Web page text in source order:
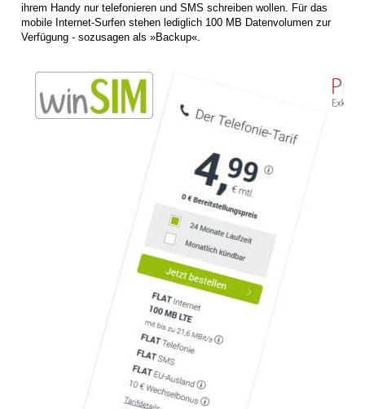
ihrem Handy nur telefonieren und SMS schreiben wollen. Für das
mobile Internet-Surfen stehen lediglich 100 MB Datenvolumen zur
Verfügung - sozusagen als »Backup«.